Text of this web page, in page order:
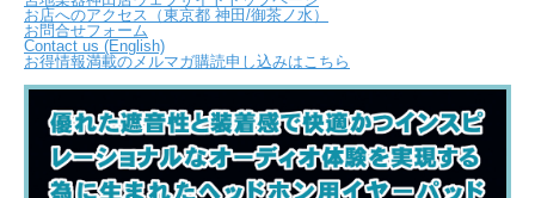
お店へのアクセス（東京都 神田/御茶ノ水）
お問合せフォーム
Contact us (English)
お得情報満載のメルマガ購読申し込みはこちら